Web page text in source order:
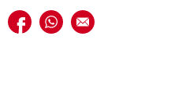
MAGAZYN VIVA!
Udostępnij na facebook
Udostępnij na
E-mail do